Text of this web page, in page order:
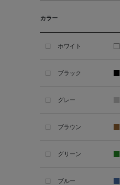
ANCIENT GREEK
カラー
ホワイト
ブラック
グレー
ブラウン
グリーン
ブルー